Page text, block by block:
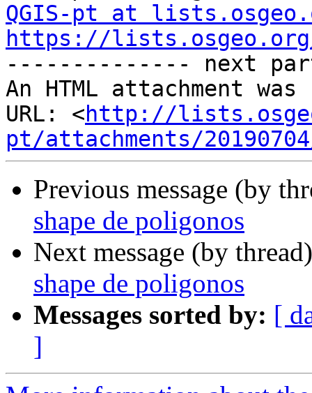
QGIS-pt at
https://
-------------- next
An HTML attachment
URL: <http://
pt/attachments/
Previous message (by
shape de poligonos
Next message (by
shape de poligonos
Messages sorted by: [
]